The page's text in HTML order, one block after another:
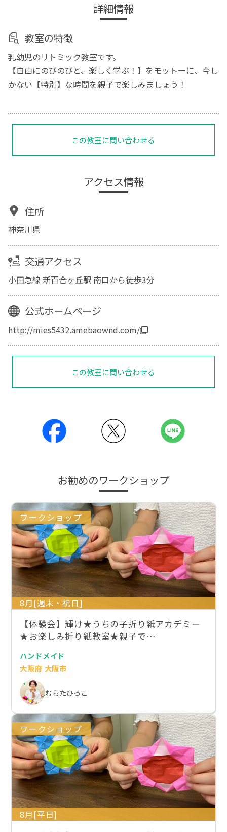
詳細情報
教室の特徴
乳幼児のリトミック教室です。
【自由にのびのびと、楽しく学ぶ！】をモットーに、今し
かない【特別】な時間を親子で楽しみましょう！
この教室に問い合わせる
アクセス情報
住所
神奈川県
交通アクセス
小田急線 新百合ヶ丘駅 南口から徒歩3分
公式ホームページ
http://mies5432.amebaownd.com/
この教室に問い合わせる
お勧めのワークショップ
ワークショップ
8月[週末・祝日]
【体験会】輝け★うちの子折り紙アカデミー
★お楽しみ折り紙教室★親子で…
ハンドメイド
大阪府 大阪市
むらたひろこ
ワークショップ
8月[平日]